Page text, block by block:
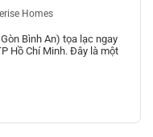
Homes
Bình An) tọa lạc ngay
Hồ Chí Minh. Đây là một